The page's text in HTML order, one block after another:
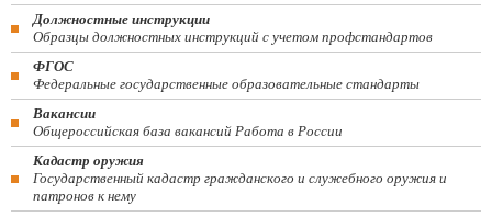
Должностные инструкции
Образцы должностных инструкций с учетом профстандартов
ФГОС
Федеральные государственные образовательные стандарты
Вакансии
Общероссийская база вакансий Работа в России
Кадастр оружия
Государственный кадастр гражданского и служебного оружия и
патронов к нему